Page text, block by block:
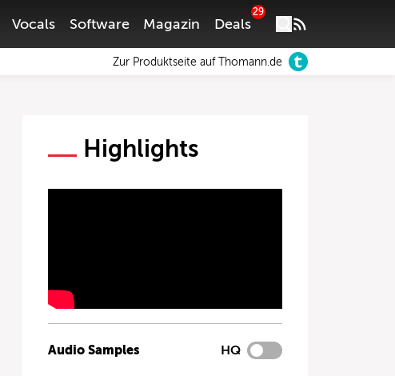
Vocals Software Magazin Deals
29
Zur Produktseite auf Thomann.de
Highlights
Audio Samples HQ